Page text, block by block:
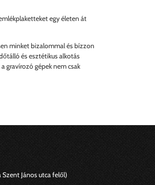
egy életen át
minket bizalommal és bízzon
és esztétikus alkotás
gravírozó gépek nem csak
Szent János utca felől)